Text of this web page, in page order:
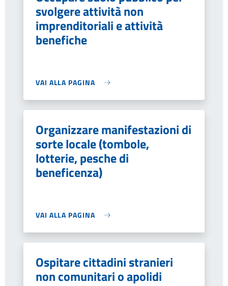
svolgere attività non
imprenditoriali e attività
benefiche
VAI ALLA PAGINA
Organizzare manifestazioni di
sorte locale (tombole,
lotterie, pesche di
beneficenza)
VAI ALLA PAGINA
Ospitare cittadini stranieri
non comunitari o apolidi